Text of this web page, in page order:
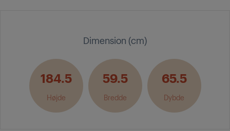
Dimension (cm)
184.5
Højde
59.5
Bredde
65.5
Dybde